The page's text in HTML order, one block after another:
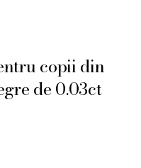
copii din
de 0.03ct